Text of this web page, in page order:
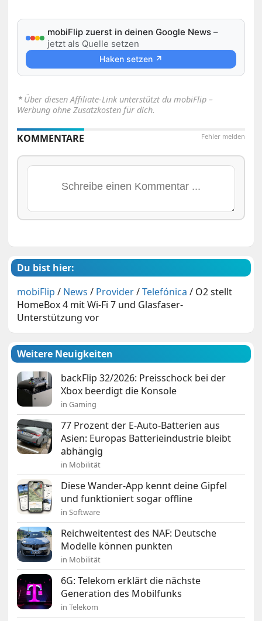
mobiFlip zuerst in deinen Google News –
jetzt als Quelle setzen
Haken setzen ↗
⋆ Über diesen Affiliate-Link unterstützt du mobiFlip –
Werbung ohne Zusatzkosten für dich.
Fehler melden
KOMMENTARE
Du bist hier:
mobiFlip / News / Provider/Telefónica / O2 stellt
HomeBox 4 mit Wi-Fi 7 und Glasfaser-
Unterstützung vor
Weitere Neuigkeiten
backFlip 32/2026: Preisschock bei der
Xbox beerdigt die Konsole
in Gaming
77 Prozent der E-Auto-Batterien aus
Asien: Europas Batterieindustrie bleibt
abhängig
in Mobilität
Diese Wander-App kennt deine Gipfel
und funktioniert sogar offline
in Software
Reichweitentest des NAF: Deutsche
Modelle können punkten
in Mobilität
6G: Telekom erklärt die nächste
Generation des Mobilfunks
in Telekom